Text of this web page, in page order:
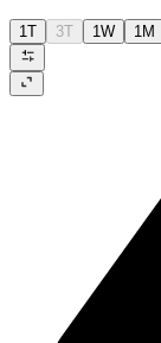
1T 3T 1W 1M